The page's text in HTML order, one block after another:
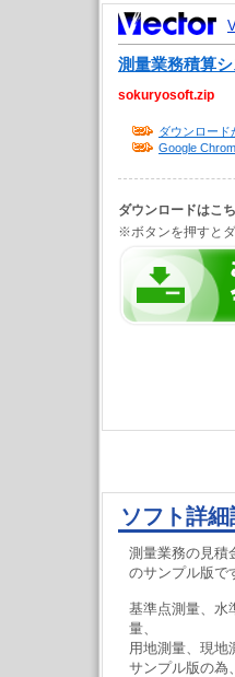
測量業務積算
sokuryosoft.zip
ダウンロード
Google
ダウンロードはこ
※ボタンを押すとダ
ソフト詳細
測量業務の見積
のサンプル版で
基準点測量、水
量、
用地測量、現地
サンプル版の為